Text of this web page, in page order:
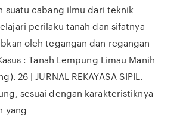
suatu cabang ilmu dari teknik
perilaku tanah dan sifatnya
oleh tegangan dan regangan
: Tanah Lempung Limau Manih
26 | JURNAL REKAYASA SIPIL.
sesuai dengan karakteristiknya
yang